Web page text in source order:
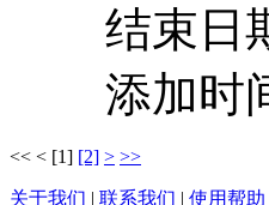
结束日
添加时
<< < [1] [2] > >>
关于我们 | 联系我们 | 使用帮助